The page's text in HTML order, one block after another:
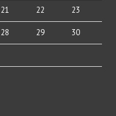
21 22 23
28 29 30